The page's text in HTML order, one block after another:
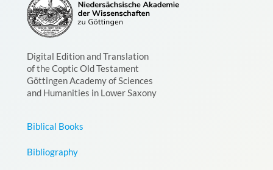
Digital Edition and Translation
of the Coptic Old Testament
Göttingen Academy of Sciences
and Humanities in Lower Saxony
Biblical Books
Bibliography